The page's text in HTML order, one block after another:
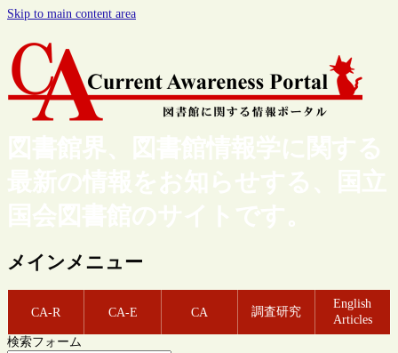
Skip to main content area
図書館界、図書館情報学に関する
最新の情報をお知らせする、国立
国会図書館のサイトです。
メインメニュー
CA-R CA-E CA 調査研究
English
Articles
検索フォーム